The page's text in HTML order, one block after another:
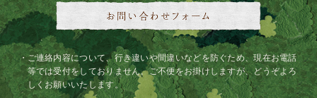
ご連絡内容について、行き違いや間違いなどを防ぐため、現在お電話
等では受付をしておりません。ご不便をお掛けしますが、どうぞよろ
しくお願いいたします。